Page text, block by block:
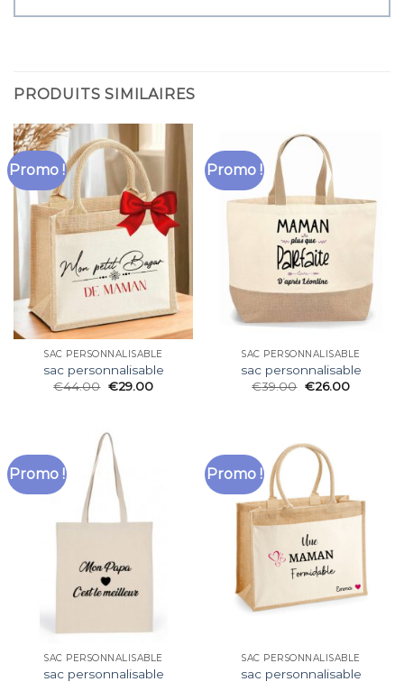
PRODUITS SIMILAIRES
Promo !
SAC PERSONNALISABLE
sac personnalisable
€44.00 €29.00
Promo !
SAC PERSONNALISABLE
sac personnalisable
€39.00 €26.00
Promo !
SAC PERSONNALISABLE
sac personnalisable
Promo !
SAC PERSONNALISABLE
sac personnalisable